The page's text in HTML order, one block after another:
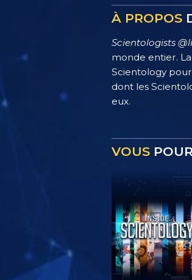
À PROPOS
Scientologists
monde entier.
Scientology
dont les
eux.
VOUS